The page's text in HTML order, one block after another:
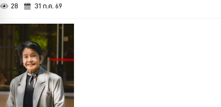
28 31 ก.ค. 69